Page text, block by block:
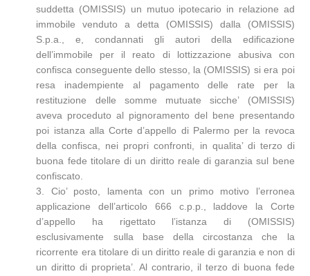
suddetta (OMISSIS) un mutuo ipotecario in relazione ad
immobile venduto a detta (OMISSIS) dalla (OMISSIS)
S.p.a., e, condannati gli autori della edificazione
dell’immobile per il reato di lottizzazione abusiva con
confisca conseguente dello stesso, la (OMISSIS) si era poi
resa inadempiente al pagamento delle rate per la
restituzione delle somme mutuate sicche’ (OMISSIS)
aveva proceduto al pignoramento del bene presentando
poi istanza alla Corte d’appello di Palermo per la revoca
della confisca, nei propri confronti, in qualita’ di terzo di
buona fede titolare di un diritto reale di garanzia sul bene
confiscato.
3. Cio’ posto, lamenta con un primo motivo l’erronea
applicazione dell’articolo 666 c.p.p., laddove la Corte
d’appello ha rigettato l’istanza di (OMISSIS)
esclusivamente sulla base della circostanza che la
ricorrente era titolare di un diritto reale di garanzia e non di
un diritto di proprieta’. Al contrario, il terzo di buona fede